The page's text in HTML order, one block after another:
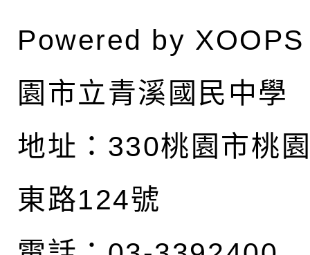
Powered by XOOPS
園市立青溪國民中學
地址： 330桃園市桃
東路124號